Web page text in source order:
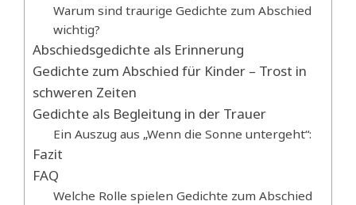
Warum sind traurige Gedichte zum Abschied
wichtig?
Abschiedsgedichte als Erinnerung
Gedichte zum Abschied für Kinder – Trost in
schweren Zeiten
Gedichte als Begleitung in der Trauer
Ein Auszug aus „Wenn die Sonne untergeht“:
Fazit
FAQ
Welche Rolle spielen Gedichte zum Abschied